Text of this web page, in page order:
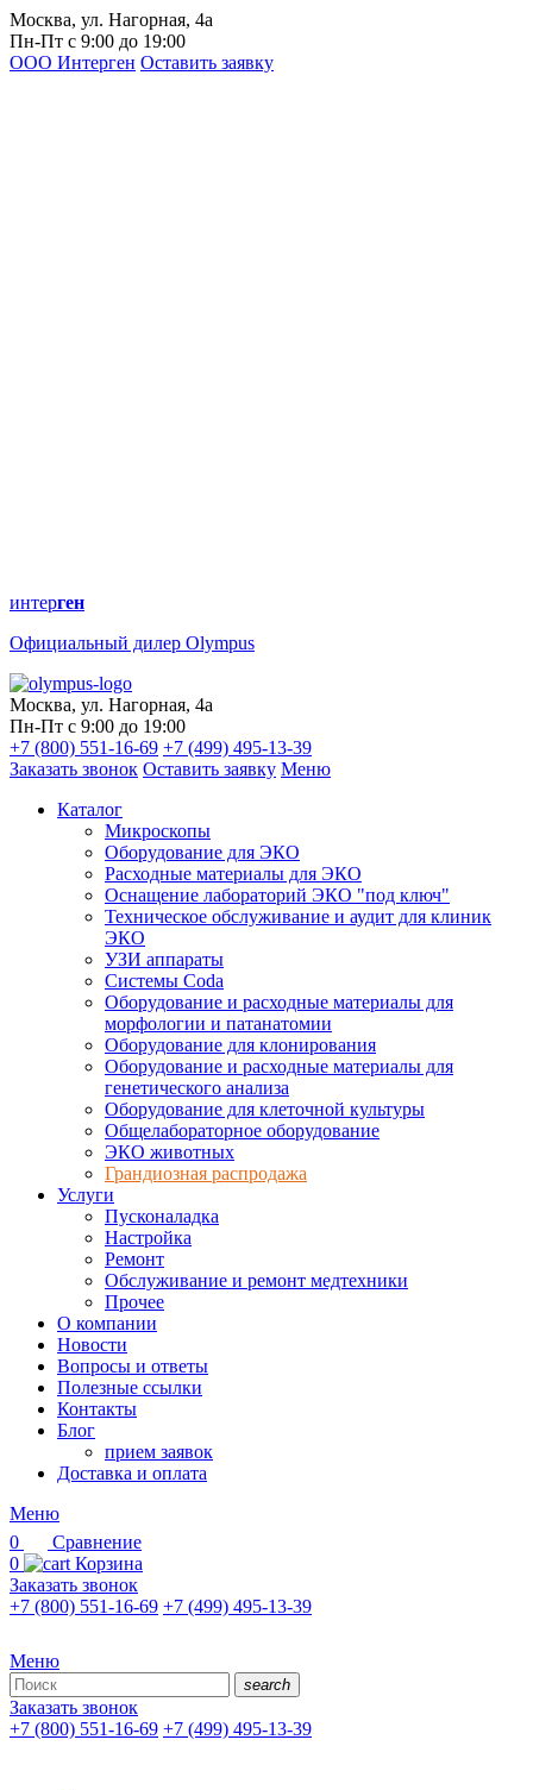
Москва, ул. Нагорная, 4а
Пн-Пт с 9:00 до 19:00
ООО Интерген Оставить заявку
интерген
Официальный дилер Olympus
Москва, ул. Нагорная, 4а
Пн-Пт с 9:00 до 19:00
+7 (800) 551-16-69 +7 (499) 495-13-39
Заказать звонок Оставить заявку Меню
Каталог
Микроскопы
Оборудование для ЭКО
Расходные материалы для ЭКО
Оснащение лабораторий ЭКО "под ключ"
Техническое обслуживание и аудит для клиник
ЭКО
УЗИ аппараты
Системы Coda
Оборудование и расходные материалы для
морфологии и патанатомии
Оборудование для клонирования
Оборудование и расходные материалы для
генетического анализа
Оборудование для клеточной культуры
Общелабораторное оборудование
ЭКО животных
Грандиозная распродажа
Услуги
Пусконаладка
Настройка
Ремонт
Обслуживание и ремонт медтехники
Прочее
О компании
Новости
Вопросы и ответы
Полезные ссылки
Контакты
Блог
прием заявок
Доставка и оплата
Меню
0
Сравнение
0
Корзина
Заказать звонок
+7 (800) 551-16-69 +7 (499) 495-13-39
Меню
search
Заказать звонок
+7 (800) 551-16-69 +7 (499) 495-13-39